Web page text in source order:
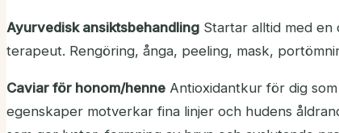
Ayurvedisk ansiktsbehandling Startar alltid med en
terapeut. Rengöring, ånga, peeling, mask,
Caviar för honom/henne Antioxidantkur för dig
egenskaper motverkar fina linjer och hudens